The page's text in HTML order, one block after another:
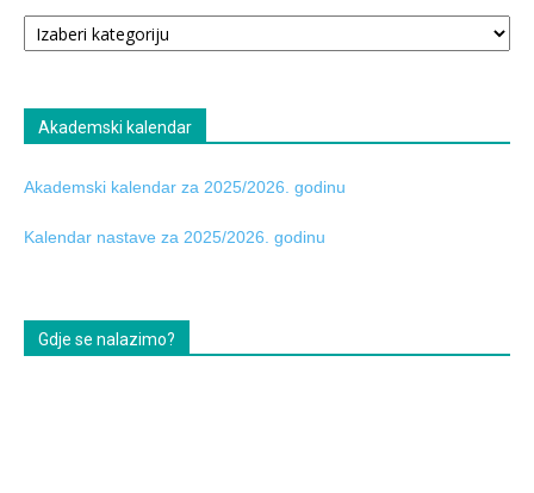
Oglasna
tabla
Akademski kalendar
Akademski kalendar za 2025/2026. godinu
Kalendar nastave za 2025/2026. godinu
Gdje se nalazimo?